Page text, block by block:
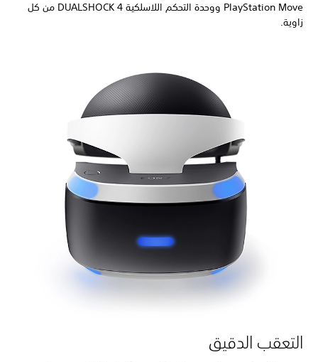
PlayStation Move ووحدة التحكم اللاسلكية DUALSHOCK 4 من كل
زاوية.
التعقب الدقيق